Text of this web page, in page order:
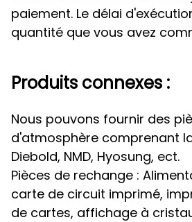
paiement. Le délai
quantité que vous avez
Produits connexes :
Nous pouvons fournir des
d'atmosphère comprenant la
Diebold, NMD, Hyosung, ect.
Pièces de rechange :
carte de circuit imprimé,
de cartes, affichage à